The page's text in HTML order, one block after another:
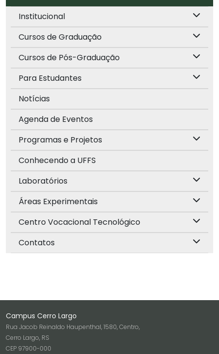
Institucional
Cursos de Graduação
Cursos de Pós-Graduação
Para Estudantes
Notícias
Agenda de Eventos
Programas e Projetos
Conhecendo a UFFS
Laboratórios
Áreas Experimentais
Centro Vocacional Tecnológico
Contatos
Campus Cerro Largo
Rua Jacob Reinaldo Haupenthal, 1580, Centro,
Cerro Largo, RS
CEP 97900-000